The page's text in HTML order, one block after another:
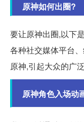
原神如何出圈?
要让原神出圈,以下
各种社交媒体平台
原神,引起大众的广
原神角色入场动